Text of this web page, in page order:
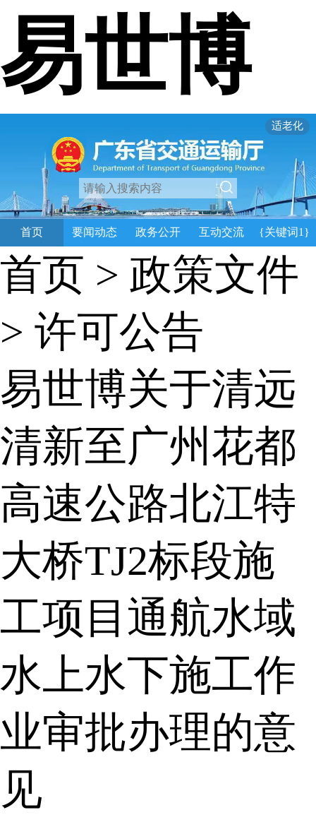
易世博
适老化
首页 要闻动态 政务公开 互动交流 {关键词1}
首页 > 政策文件
> 许可公告
易世博关于清远
清新至广州花都
高速公路北江特
大桥TJ2标段施
工项目通航水域
水上水下施工作
业审批办理的意
见